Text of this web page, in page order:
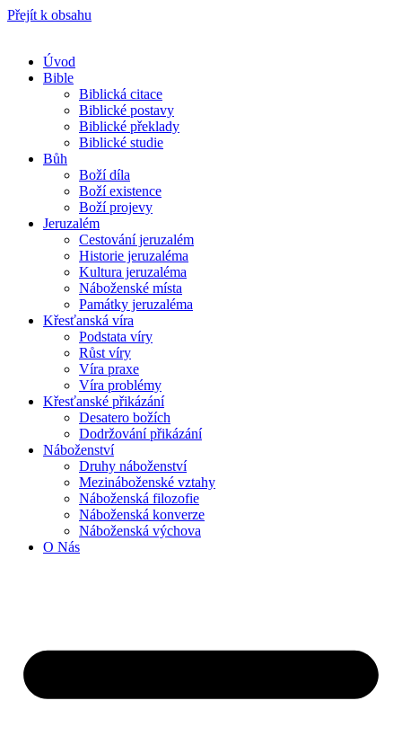
Přejít k obsahu
Úvod
Bible
Biblická citace
Biblické postavy
Biblické překlady
Biblické studie
Bůh
Boží díla
Boží existence
Boží projevy
Jeruzalém
Cestování jeruzalém
Historie jeruzaléma
Kultura jeruzaléma
Náboženské místa
Památky jeruzaléma
Křesťanská víra
Podstata víry
Růst víry
Víra praxe
Víra problémy
Křesťanské přikázání
Desatero božích
Dodržování přikázání
Náboženství
Druhy náboženství
Mezináboženské vztahy
Náboženská filozofie
Náboženská konverze
Náboženská výchova
O Nás